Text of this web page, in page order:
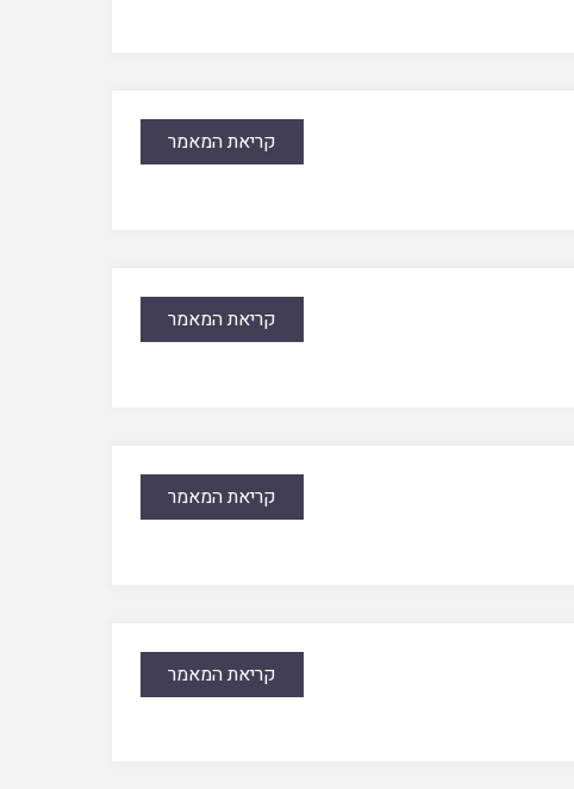
קריאת המאמר
קריאת המאמר
קריאת המאמר
קריאת המאמר